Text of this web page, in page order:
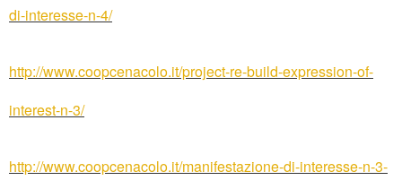
di-interesse-n-4/
http://www.coopcenacolo.it/project-re-build-expression-of-
interest-n-3/
http://www.coopcenacolo.it/manifestazione-di-interesse-n-3-